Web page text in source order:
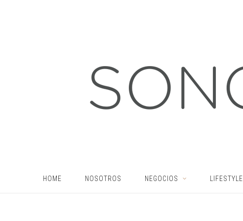
HOME NOSOTROS NEGOCIOS LIFESTYLE